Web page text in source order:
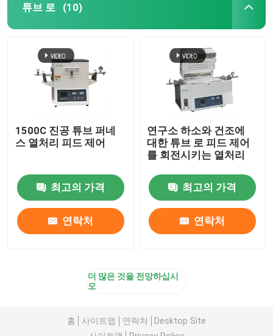
튜브 로 (10)
1500C 진공 튜브 퍼네
스 열처리 피드 제어
최고의 가격
연락처
연구소 하소와 건조에
대한 튜브 로 피드 제어
를 회전시키는 열처리
최고의 가격
연락처
더 많은 것을 전망하십시
오
홈 사이트맵 연락처
Desktop Site